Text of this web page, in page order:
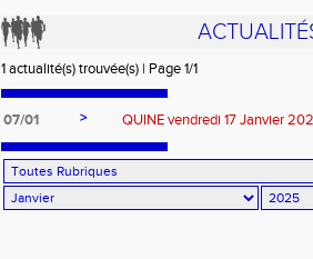
1 actualité(s) trouvée(s) | Page 1/1
07/01 > QUINE vendredi 17 Janvier